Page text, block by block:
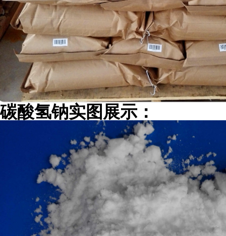
碳酸氢钠实图展示：